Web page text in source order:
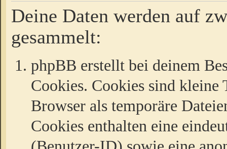
Deine Daten werden auf
gesammelt:
phpBB erstellt bei deinem
Cookies. Cookies sind kleine
Browser als temporäre
Cookies enthalten eine